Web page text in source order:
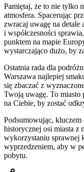
Pamiętaj, że to nie tylko
atmosfera. Spacerując
zwracaj uwagę na detale
i współczesności
punktem na mapie
wystarczająco dużo, by
Ostatnia rada dla
Warszawa najlepiej
się zbaczać z
Twoją uwagę. To miasto
na Ciebie, by zostać
Podsumowując, kluczem
historycznej osi miasta z
wykorzystaniu sprawnej
wyprzedzeniem, aby w
pobytu.